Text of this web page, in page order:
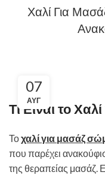
Χαλί Για
07
ΑΥΓ
Τι Είναι το
Τοχαλί για μασάζ
που παρέχει
της θεραπείας μασάζ.